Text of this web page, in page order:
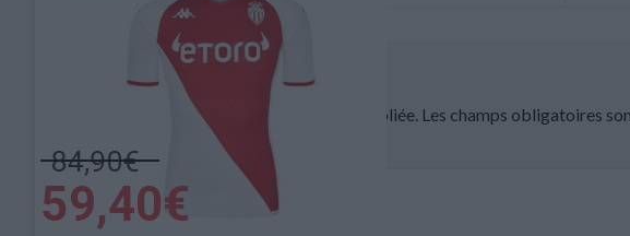
Laisser un commentaire
Votre adresse e-mail ne sera pas publiée. Les champs obligatoires
Commentaire*